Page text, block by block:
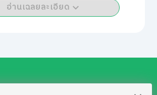
อ่านเฉลยละเอียด